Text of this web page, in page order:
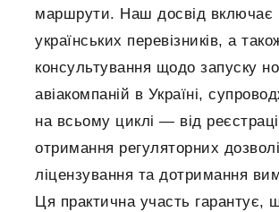
маршрути. Наш досвід включає
українських перевізників, а
консультування щодо запуску
авіакомпаній в Україні,
на всьому циклі — від
отримання регуляторних
ліцензування та дотримання
Ця практична участь гарантує,